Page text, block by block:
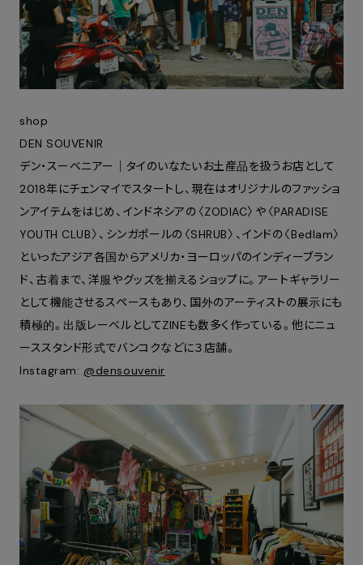
shop
DEN SOUVENIR
デン・スーベニアー｜タイのいなたいお土産品を扱うお店として
2018年にチェンマイでスタートし、現在はオリジナルのファッショ
ンアイテムをはじめ、 インドネシアの〈ZODIAC〉や〈PARADISE
YOUTH CLUB〉、シンガポールの 〈SHRUB〉、インドの〈Bedlam〉
といったアジア各国からアメリカ・ヨーロッパのインディーブラン
ド、古着まで、洋服やグッズを揃えるショップに。アートギャラリー
として機能させるスペースもあり、国外のアーティストの展示にも
積極的。出版レーベルとしてZINEも数多く作っている。他にニュ
ーススタンド形式でバンコクなどに３店舗。
Instagram: @densouvenir